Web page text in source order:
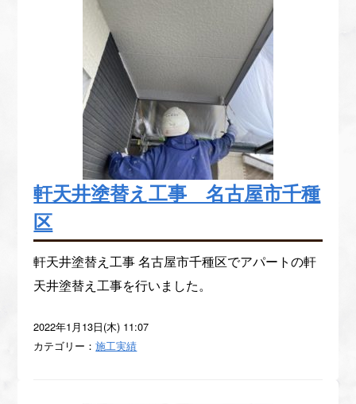
軒天井塗替え工事 名古屋市千種
区
軒天井塗替え工事 名古屋市千種区でアパートの軒
天井塗替え工事を行いました。
2022年1月13日(木) 11:07
カテゴリー：施工実績